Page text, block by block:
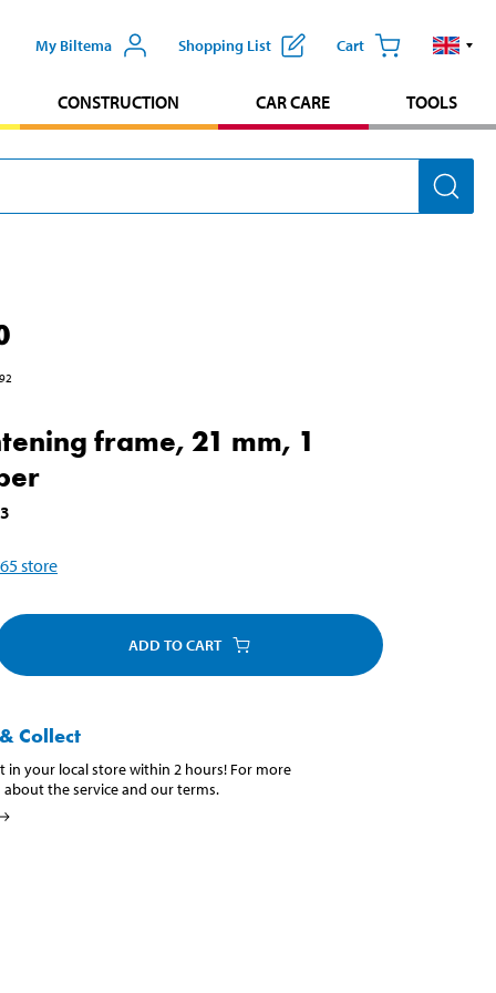
My Biltema Shopping List Cart
CONSTRUCTION CAR CARE TOOLS
frame, 21 mm, 1
65store
ADD TO CART
Collect
in your local store within 2 hours! For more
the service and our terms.